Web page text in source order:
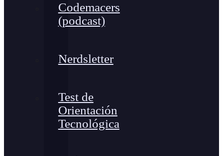
Codemacers
(podcast)
Nerdsletter
Test de
Orientación
Tecnológica